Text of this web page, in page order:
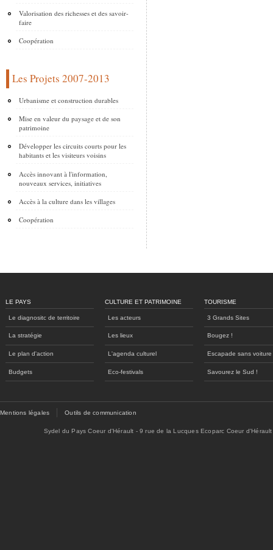
Valorisation des richesses et des savoir-
faire
Coopération
Les Projets 2007-2013
Urbanisme et construction durables
Mise en valeur du paysage et de son
patrimoine
Développer les circuits courts pour les
habitants et les visiteurs voisins
Accès innovant à l'information,
nouveaux services, initiatives
Accès à la culture dans les villages
Coopération
LE PAYS
Le diagnositc de territoire
La stratégie
Le plan d'action
Budgets
CULTURE ET PATRIMOINE
Les acteurs
Les lieux
L'agenda culturel
Eco-festivals
TOURISME
3 Grands Sites
Bougez !
Escapade sans voiture
Savourez le Sud !
Mentions légales Outils de communication
Sydel du Pays Coeur d'Hérault - 9 rue de la Lucques Ecoparc Coeur